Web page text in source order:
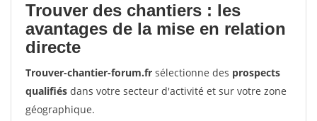
Trouver des chantiers : les
avantages de la mise en relation
directe
Trouver-chantier-forum.fr sélectionne des prospects
qualifiés dans votre secteur d'activité et sur votre zone
géographique.